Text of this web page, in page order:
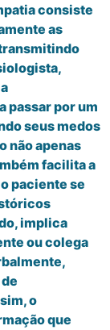
consiste
as
passar por um
seus medos
não apenas
facilita a
paciente se
implica
ou colega
o
que